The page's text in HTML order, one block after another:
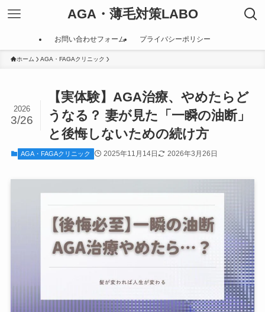
AGA・薄毛対策LABO
お問い合わせフォーム プライバシーポリシー
ホーム AGA・FAGAクリニック
【実体験】AGA治療、やめたらど
うなる？ 妻が見た「一瞬の油断」
と後悔しないための続け方
2026
3/26
AGA・FAGAクリニック 2025年11月14日 2026年3月26日